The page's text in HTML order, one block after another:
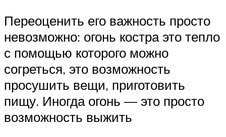
Переоценить его важность просто
невозможно: огонь костра это тепло
с помощью которого можно
согреться, это возможность
просушить вещи, приготовить
пищу. Иногда огонь — это просто
возможность выжить